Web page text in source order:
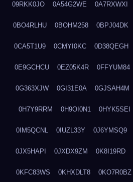
09RKK0JO 0A54G2WE 0A7RXWXI
0BO4RLHU 0BOHM258 0BPJ04DK
0CA5T1U9 0CMYI0KC 0D38QEGH
0E9GCHCU 0EZ05K4R 0FFYUM84
0G363XJW 0GI31E0A 0GJSAH4M
0H7Y9RRM 0H9OI0N1 0HYK5SEI
0IM5QCNL 0IUZL33Y 0J6YMSQ9
0JX5HAPI 0JXDX9ZM 0K8I19RD
0KFC83WS 0KHXDLT8 0KO7R0BZ